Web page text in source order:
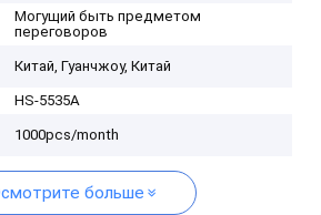
Могущий быть предметом
переговоров
Китай, Гуанчжоу, Китай
HS-5535A
1000pcs/month
больше